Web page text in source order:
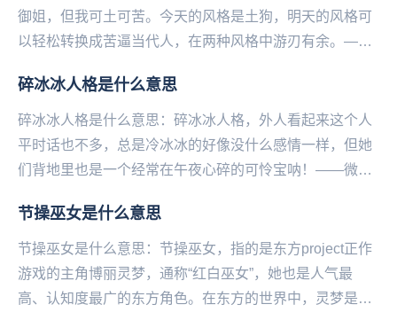
御姐，但我可土可苦。今天的风格是土狗，明天的风格可
以轻松转换成苦逼当代人，在两种风格中游刃有余。——
碎冰冰人格是什么意思
碎冰冰人格是什么意思：碎冰冰人格，外人看起来这个人
平时话也不多，总是冷冰冰的好像没什么感情一样，但她
们背地里也是一个经常在午夜心碎的可怜宝呐！——微博
节操巫女是什么意思
节操巫女是什么意思：节操巫女，指的是东方project正作
游戏的主角博丽灵梦，通称“红白巫女”，她也是人气最
高、认知度最广的东方角色。在东方的世界中，灵梦是博